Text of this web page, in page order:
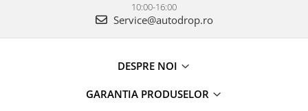
10:00-16:00
Service@autodrop.ro
DESPRE NOI
GARANTIA PRODUSELOR